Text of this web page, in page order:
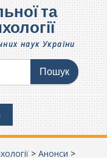
та
наук України
> Анонси >